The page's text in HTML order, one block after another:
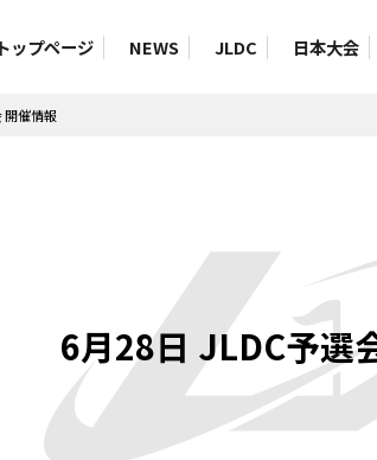
トップページ NEWS JLDC 日本大会
開催情報
6月28日 JLDC予選